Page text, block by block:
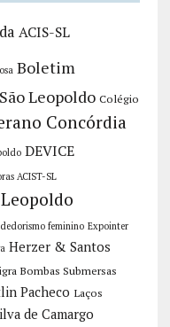
ACIS-SL
Boletim
Leopoldo Colégio
Concórdia
DEVICE
ACIST-SL
feminino Expointer
Herzer & Santos
Bombas Submersas
Pacheco Laços
de Camargo